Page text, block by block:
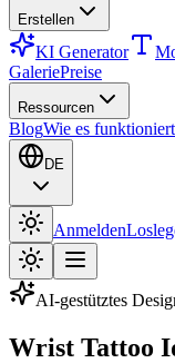
Erstellen
KI Generator
GaleriePreise
Ressourcen
BlogWie es funktioniert
DE
Anmelden
AI-gestütztes
Wrist Tattoo